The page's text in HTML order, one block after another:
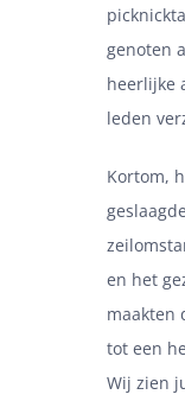
genoten
heerlijke
leden
Kortom,
en het
maakten
tot een
Wij zien